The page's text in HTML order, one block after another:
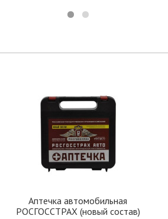
Аптечка автомобильная
РОСГОССТРАХ (новый состав)